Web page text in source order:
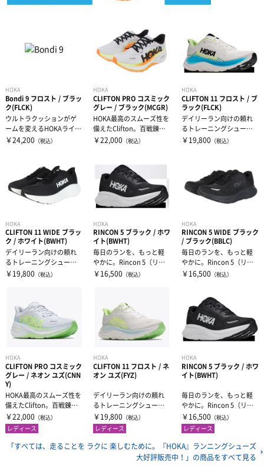
HOKA
Bondi 9 フロスト / ブラッ
ク(FLCK)
ウルトラクッションがゲ
ームを変えるHOKAライン
ナップの中で人気の高い
￥24,200 （税込）
HOKA
CLIFTON PRO コスミック
グレー / ブラック(MCGR)
HOKA最高のスムーズ性を
備えたClifton。百戦錬磨
のトレーニングシューズ
￥22,000 （税込）
HOKA
CLIFTON 11 フロスト / ブ
ラック(FLCK)
デイリーラン向けの頼れ
るトレーニングシュー
ズ。Clifton（クリフト
￥19,800 （税込）
HOKA
CLIFTON 11 WIDE ブラッ
ク / ホワイト(BWHT)
デイリーラン向けの頼れ
るトレーニングシュー
ズ。Clifton（クリフト
￥19,800 （税込）
HOKA
RINCON 5 ブラック / ホワ
イト(BWHT)
毎日のランを、もっと軽
やかに。Rincon 5（リン
コン5）は走り出しからゴ
￥16,500 （税込）
HOKA
RINCON 5 WIDE ブラック
/ ブラック(BBLC)
毎日のランを、もっと軽
やかに。Rincon 5（リン
コン5）は走り出しからゴ
￥16,500 （税込）
HOKA
CLIFTON PRO コスミック
グレー / ネオン ユズ(CNN
Y)
HOKA最高のスムーズ性を
備えたClifton。百戦錬磨
のトレーニングシューズ
の...
￥22,000 （税込）
レディース
HOKA
CLIFTON 11 フロスト / ネ
オン ユズ(FYZ)
デイリーラン向けの頼れ
るトレーニングシュー
ズ。Clifton（クリフト
ン）はHO...
￥19,800 （税込）
レディース
HOKA
RINCON 5 ブラック / ホワ
イト(BWHT)
毎日のランを、もっと軽
やかに。Rincon 5（リン
コン5）は走り出しからゴ
ール...
￥16,500 （税込）
レディース
「すべては、走ることを ラクに 楽しむために。『HOKA』ランニングシューズ
大好評販売中！」の商品をすべて見る